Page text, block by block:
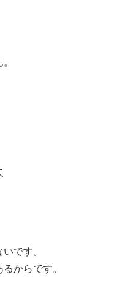
です。
からです。